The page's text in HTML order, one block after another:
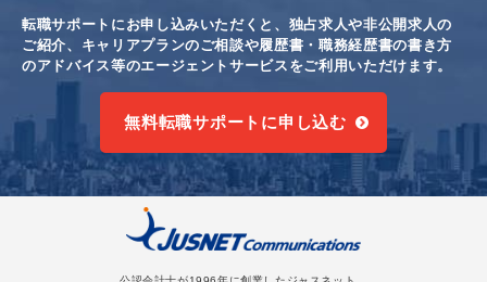
転職サポートにお申し込みいただくと、独占求人や非公開求人の
ご紹介、キャリアプランのご相談や履歴書・職務経歴書の書き方
のアドバイス等のエージェントサービスをご利用いただけます。
無料転職サポートに申し込む